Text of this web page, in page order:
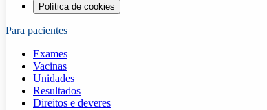
Política de cookies
Para pacientes
Exames
Vacinas
Unidades
Resultados
Direitos e deveres